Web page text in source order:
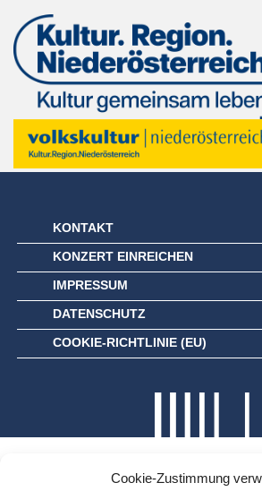
Cookie-Zustimmung
KONTAKT
KONZERT EINREICHEN
IMPRESSUM
DATENSCHUTZ
COOKIE-RICHTLINIE (EU)